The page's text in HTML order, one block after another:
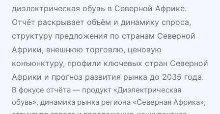
диэлектрическая обувь в Северной Африке.
Отчёт раскрывает объём и динамику спроса,
структуру предложения по странам Северной
Африки, внешнюю торговлю, ценовую
конъюнктуру, профили ключевых стран Северной
Африки и прогноз развития рынка до 2035 года.
В фокусе отчёта — продукт «Диэлектрическая
обувь», динамика рынка региона «Северная Африка»,